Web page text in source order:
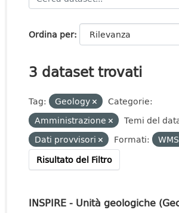
Ordina per
3 dataset trovati
Tag: Geology
Categorie:
Amministrazione
Temi del
Dati provvisori
Formati:
WMS
Risultato del Filtro
INSPIRE - Unità geologiche